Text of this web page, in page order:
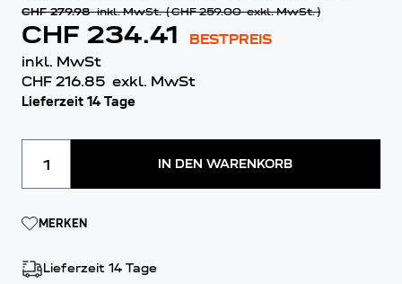
CHF 279.98 inkl. MwSt. (CHF 259.00exkl. MwSt.)
CHF 234.41
BESTPREIS
inkl. MwSt
CHF 216.85 exkl. MwSt
Lieferzeit 14 Tage
IN DEN WARENKORB
MERKEN
Lieferzeit 14 Tage